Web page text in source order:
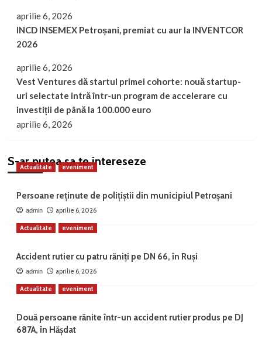
aprilie 6, 2026
INCD INSEMEX Petroșani, premiat cu aur la INVENTCOR
2026
aprilie 6, 2026
Vest Ventures dă startul primei cohorte: nouă startup-
uri selectate intră într-un program de accelerare cu
investiții de până la 100.000 euro
aprilie 6, 2026
S-ar putea sa te intereseze
Actualitate eveniment
Persoane reținute de polițiștii din municipiul Petroșani
admin aprilie 6, 2026
Actualitate eveniment
Accident rutier cu patru răniți pe DN 66, în Ruși
admin aprilie 6, 2026
Actualitate eveniment
Două persoane rănite într-un accident rutier produs pe DJ
687A, în Hășdat